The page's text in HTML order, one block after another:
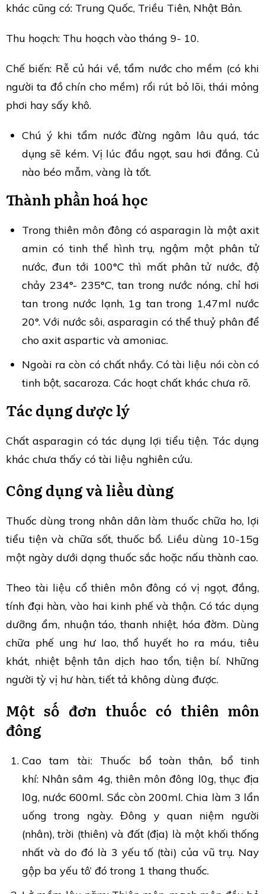
khác cũng có: Trung Quốc, Triều Tiên, Nhật Bản.
Thu hoạch: Thu hoạch vào tháng 9- 10.
Chế biến: Rễ củ hái về, tẩm nước cho mềm (có khi
người ta đồ chín cho mềm) rổi rút bỏ lõi, thái mỏng
phơi hay sấy khô.
Chú ý khi tẩm nước đừng ngâm lâu quá, tác
dụng sẽ kém. Vị lúc đầu ngọt, sau hơi đắng. Củ
nào béo mẫm, vàng là tốt.
Thành phần hoá học
Trong thiên môn đông có asparagin là một axit
amin có tinh thể hình trụ, ngậm một phân tử
nước, đun tới 100°C thì mất phân tử nước, độ
chảy 234°- 235°C, tan trong nước nóng, chỉ hơi
tan trong nước lạnh, 1g tan trong 1,47ml nước
20°. Với nước sôi, asparagin có thể thuỷ phân để
cho axit aspartic và amoniac.
Ngoài ra còn có chất nhầy. Có tài liệu nói còn có
tinh bột, sacaroza. Các hoạt chất khác chưa rõ.
Tác dụng dược lý
Chất asparagin có tác dụng lợi tiểu tiện. Tác dụng
khác chưa thấy có tài liệu nghiên cứu.
Công dụng và liều dùng
Thuốc dùng trong nhân dân làm thuốc chữa ho, lợi
tiểu tiện và chữa sốt, thuốc bổ. Liều dùng 10-15g
một ngày dưới dạng thuốc sắc hoặc nấu thành cao.
Theo tài liệu cổ thiên môn đông có vị ngọt, đắng,
tính đại hàn, vào hai kinh phế và thận. Có tác dụng
dưỡng ẩm, nhuận táo, thanh nhiệt, hóa đờm. Dùng
chữa phế ung hư lao, thổ huyết ho ra máu, tiêu
khát, nhiệt bệnh tân dịch hao tổn, tiện bí. Những
người tỳ vị hư hàn, tiết tả không dùng được.
Một số đơn thuốc có thiên môn
đông
Cao tam tài: Thuốc bổ toàn thân, bổ tinh
khí: Nhân sâm 4g, thiên môn đông l0g, thục địa
l0g, nước 600ml. Sắc còn 200ml. Chia làm 3 lẩn
uống trong ngày. Đông y quan niệm người
(nhân), trời (thiên) và đất (địa) là một khối thống
nhất và do đó là 3 yếu tố (tài) của vũ trụ. Nay
gộp ba yếu tô’ đó trong 1 thang thuốc.